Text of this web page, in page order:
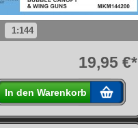
1:144
19,95 €*
In den Warenkorb